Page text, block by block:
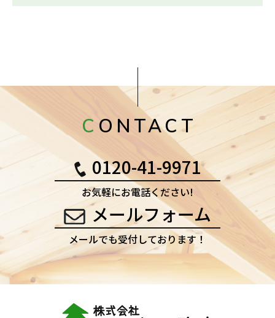
CONTACT
0120-41-9971
お気軽にお電話ください!
メールフォーム
メールでも受付しております！